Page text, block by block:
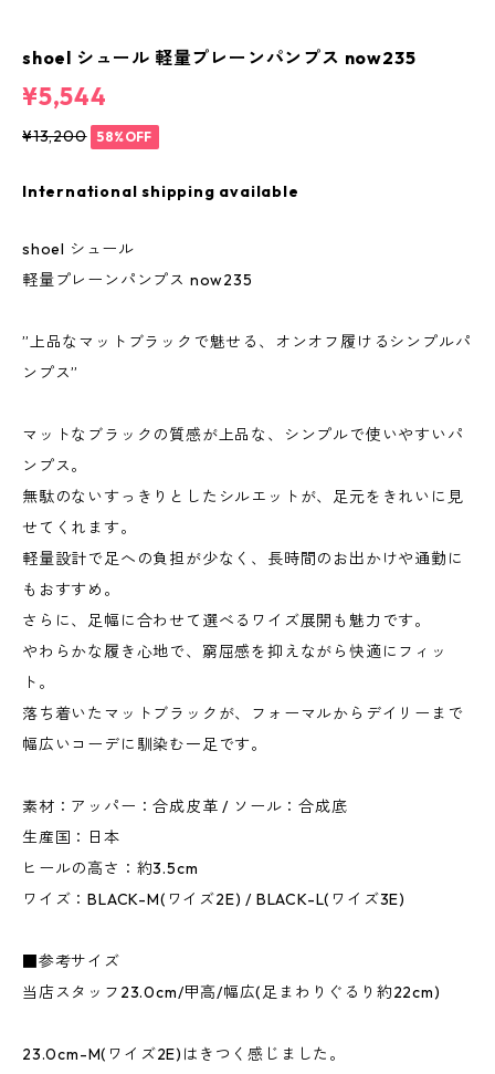
shoel シュール 軽量プレーンパンプス now235
¥5,544
¥13,200 58%OFF
International shipping available
shoel シュール
軽量プレーンパンプス now235
”上品なマットブラックで魅せる、オンオフ履けるシンプルパ
ンプス”
マットなブラックの質感が上品な、シンプルで使いやすいパ
ンプス。
無駄のないすっきりとしたシルエットが、足元をきれいに見
せてくれます。
軽量設計で足への負担が少なく、長時間のお出かけや通勤に
もおすすめ。
さらに、足幅に合わせて選べるワイズ展開も魅力です。
やわらかな履き心地で、窮屈感を抑えながら快適にフィッ
ト。
落ち着いたマットブラックが、フォーマルからデイリーまで
幅広いコーデに馴染む一足です。
素材：アッパー：合成皮革 / ソール：合成底
生産国：日本
ヒールの高さ：約3.5cm
ワイズ：BLACK-M(ワイズ2E) / BLACK-L(ワイズ3E)
■参考サイズ
当店スタッフ23.0cm/甲高/幅広(足まわりぐるり約22cm)
23.0cm-M(ワイズ2E)はきつく感じました。